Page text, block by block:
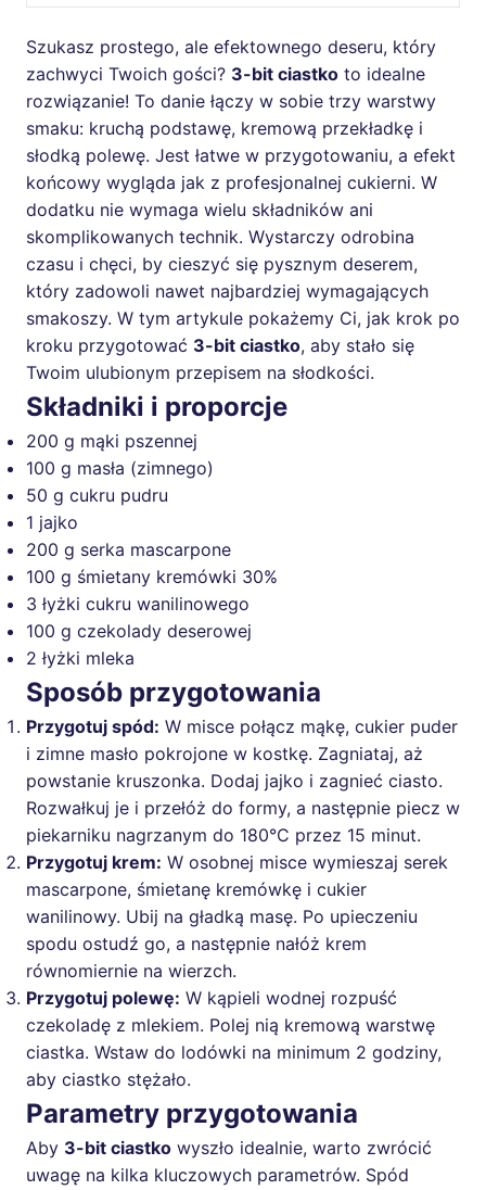
Szukasz prostego, ale efektownego deseru, który
zachwyci Twoich gości? 3-bit ciastko to idealne
rozwiązanie! To danie łączy w sobie trzy warstwy
smaku: kruchą podstawę, kremową przekładkę i
słodką polewę. Jest łatwe w przygotowaniu, a efekt
końcowy wygląda jak z profesjonalnej cukierni. W
dodatku nie wymaga wielu składników ani
skomplikowanych technik. Wystarczy odrobina
czasu i chęci, by cieszyć się pysznym deserem,
który zadowoli nawet najbardziej wymagających
smakoszy. W tym artykule pokażemy Ci, jak krok po
kroku przygotować 3-bit ciastko, aby stało się
Twoim ulubionym przepisem na słodkości.
Składniki i proporcje
200 g mąki pszennej
100 g masła (zimnego)
50 g cukru pudru
1 jajko
200 g serka mascarpone
100 g śmietany kremówki 30%
3 łyżki cukru wanilinowego
100 g czekolady deserowej
2 łyżki mleka
Sposób przygotowania
Przygotuj spód: W misce połącz mąkę, cukier puder
i zimne masło pokrojone w kostkę. Zagniataj, aż
powstanie kruszonka. Dodaj jajko i zagnieć ciasto.
Rozwałkuj je i przełóż do formy, a następnie piecz w
piekarniku nagrzanym do 180°C przez 15 minut.
Przygotuj krem: W osobnej misce wymieszaj serek
mascarpone, śmietanę kremówkę i cukier
wanilinowy. Ubij na gładką masę. Po upieczeniu
spodu ostudź go, a następnie nałóż krem
równomiernie na wierzch.
Przygotuj polewę: W kąpieli wodnej rozpuść
czekoladę z mlekiem. Polej nią kremową warstwę
ciastka. Wstaw do lodówki na minimum 2 godziny,
aby ciastko stężało.
Parametry przygotowania
Aby 3-bit ciastko wyszło idealnie, warto zwrócić
uwagę na kilka kluczowych parametrów. Spód